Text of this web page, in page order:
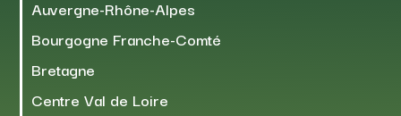
Auvergne-Rhône-Alpes
Bourgogne Franche-Comté
Bretagne
Centre Val de Loire